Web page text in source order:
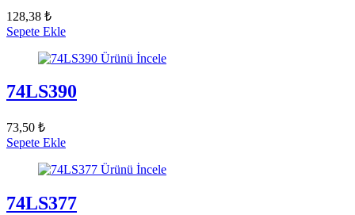
128,38 ₺
Sepete Ekle
Ürünü İncele
74LS390
73,50 ₺
Sepete Ekle
Ürünü İncele
74LS377